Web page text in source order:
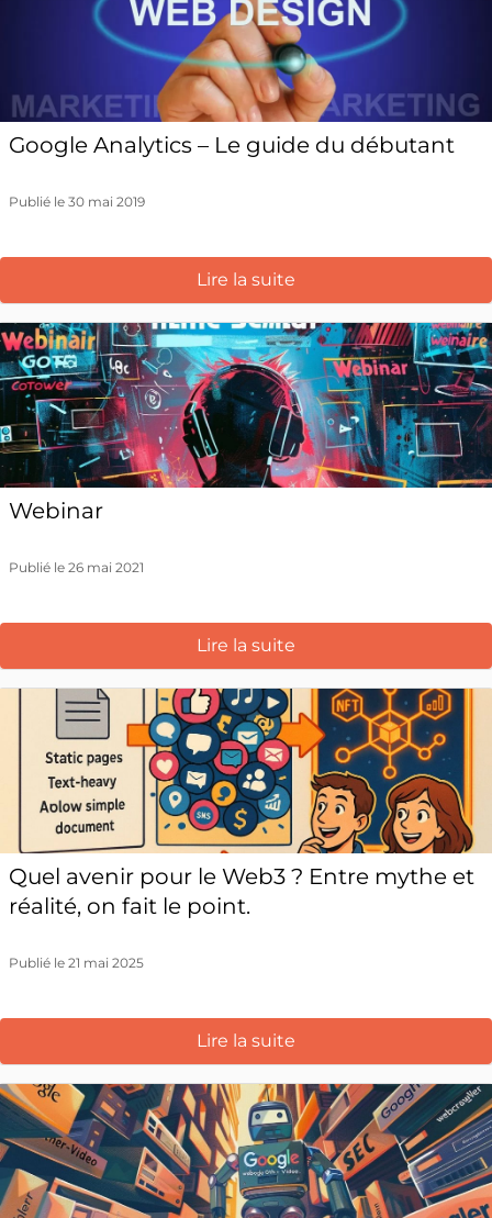
Google Analytics – Le guide du débutant
Publié le 30 mai 2019
Lire la suite
Webinar
Publié le 26 mai 2021
Lire la suite
Quel avenir pour le Web3 ? Entre mythe et
réalité, on fait le point.
Publié le 21 mai 2025
Lire la suite